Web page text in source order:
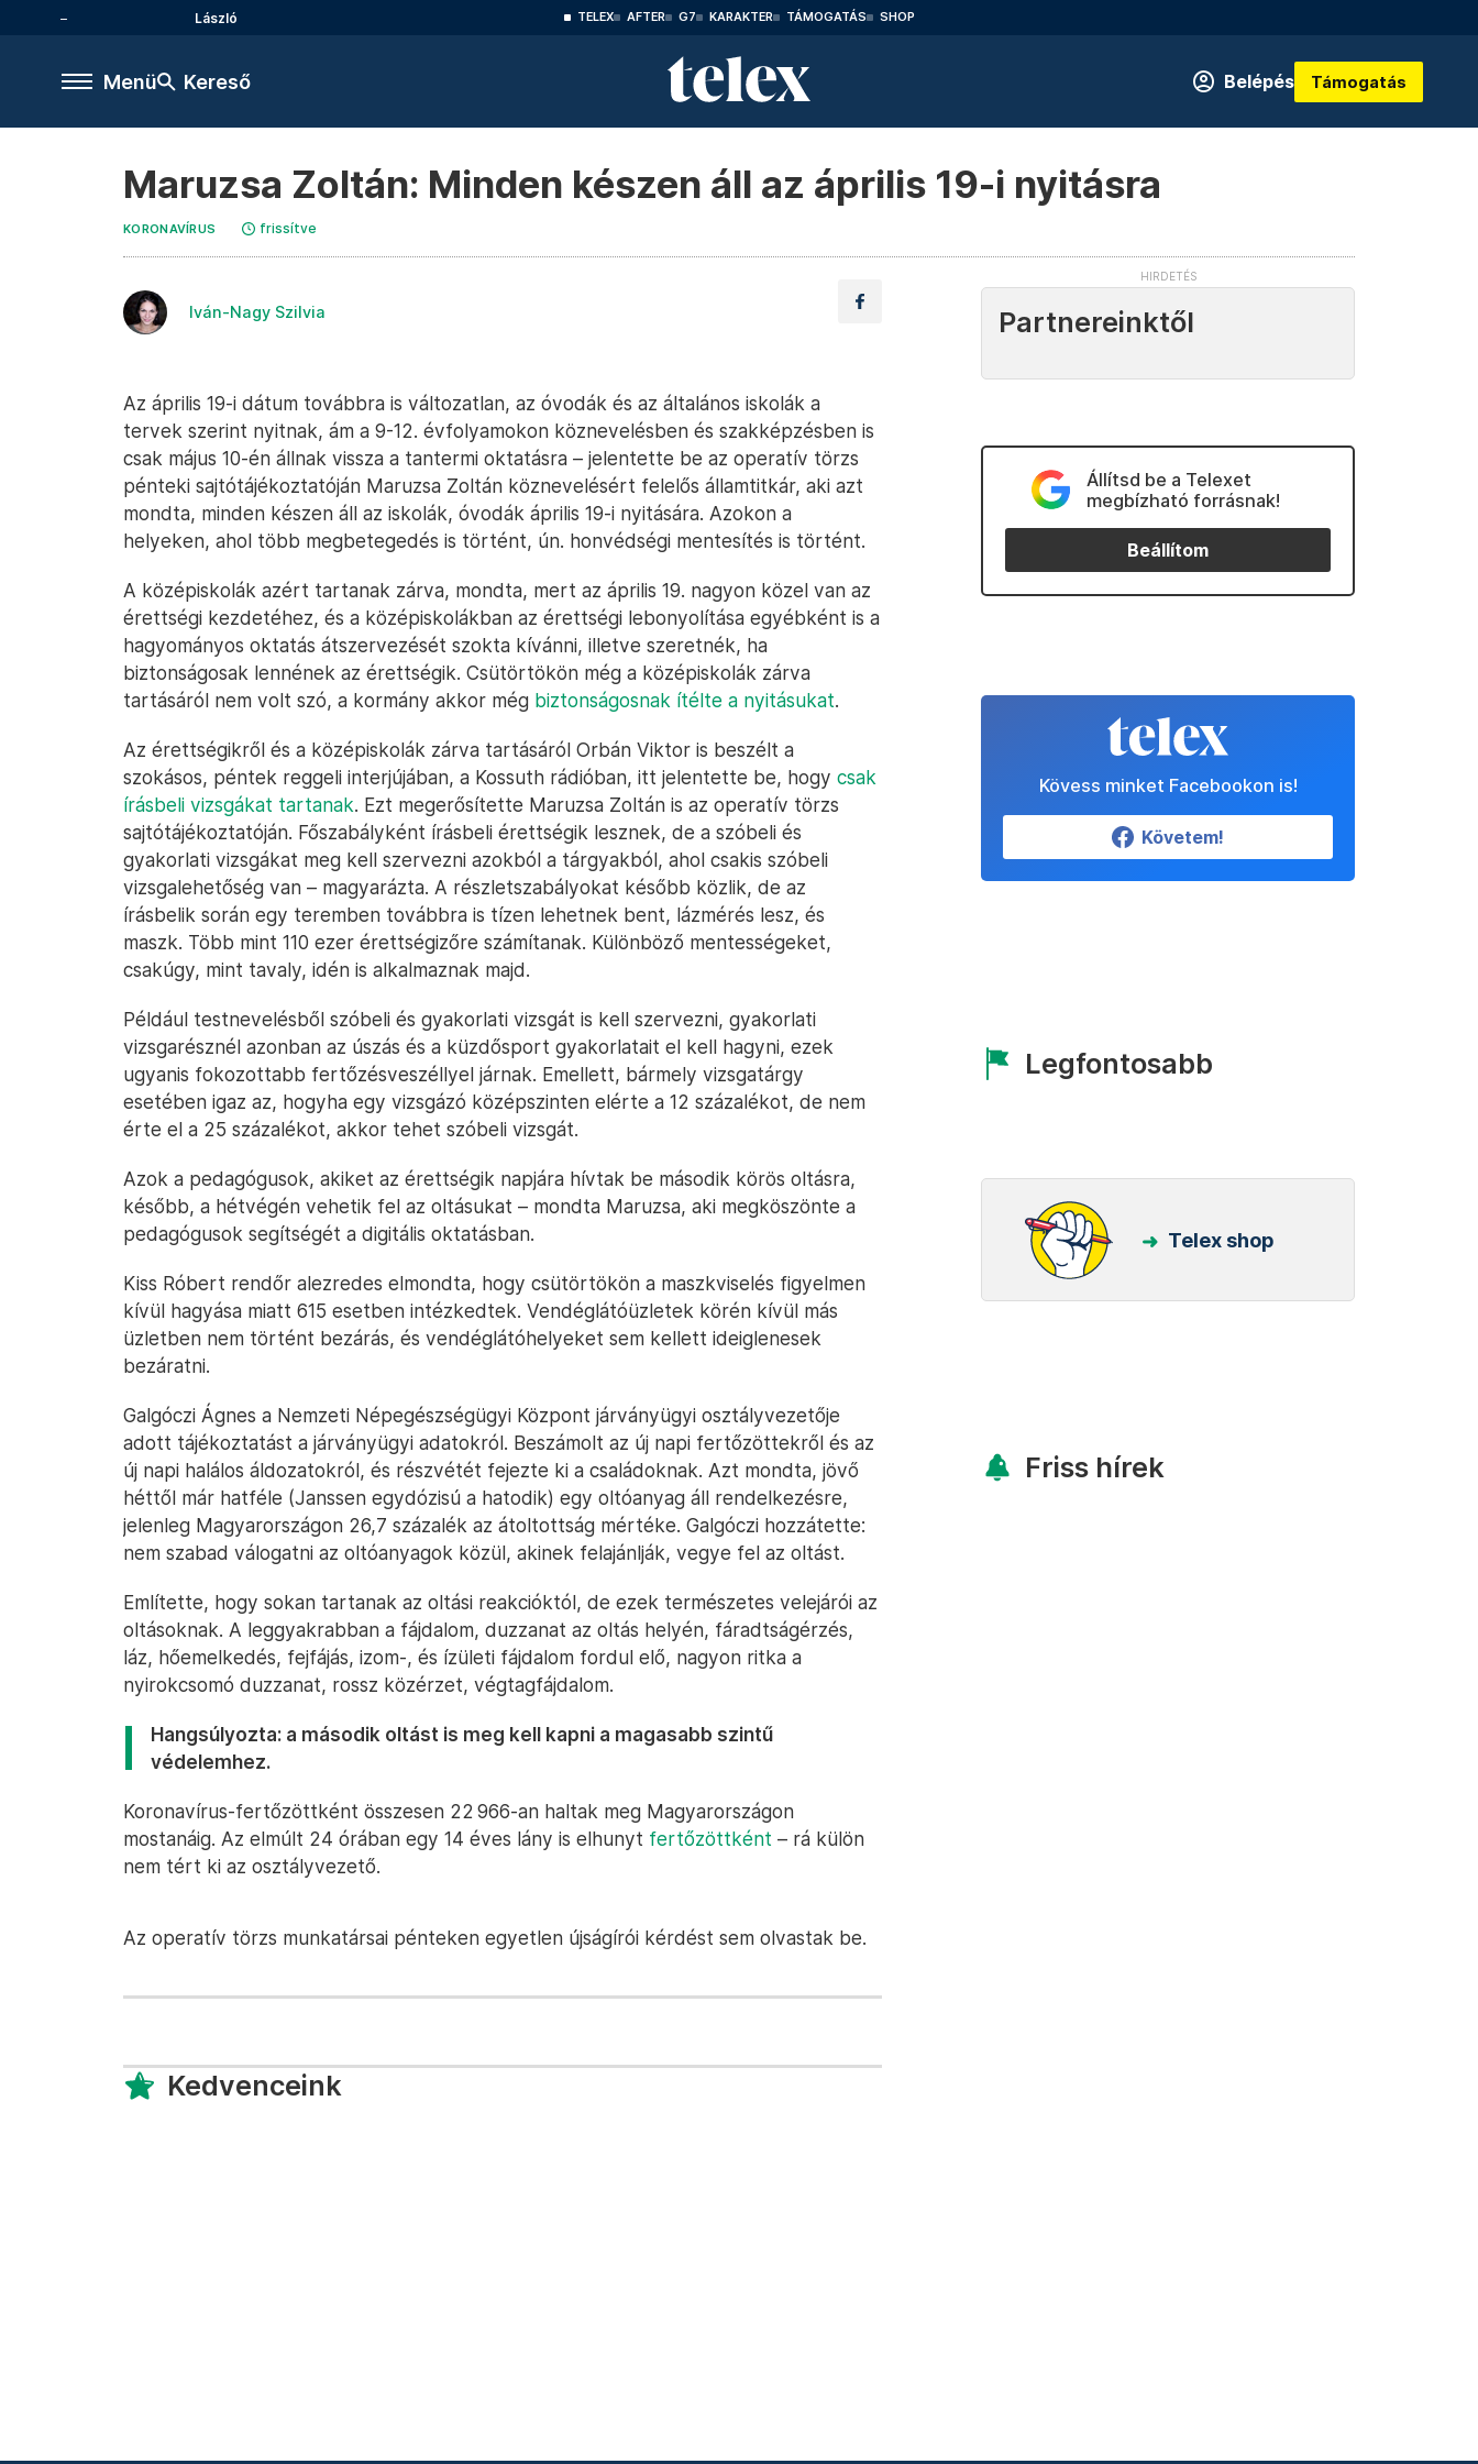
László TELEX AFTER G7 KARAKTER TÁMOGATÁS SHOP
Menü Kereső Belépés Támogatás
Maruzsa Zoltán: Minden készen áll az április 19-i nyitásra
KORONAVÍRUS frissítve
Iván-Nagy Szilvia
Az április 19-i dátum továbbra is változatlan, az óvodák és az általános iskolák a
tervek szerint nyitnak, ám a 9-12. évfolyamokon köznevelésben és szakképzésben is
csak május 10-én állnak vissza a tantermi oktatásra – jelentette be az operatív törzs
pénteki sajtótájékoztatóján Maruzsa Zoltán köznevelésért felelős államtitkár, aki azt
mondta, minden készen áll az iskolák, óvodák április 19-i nyitására. Azokon a
helyeken, ahol több megbetegedés is történt, ún. honvédségi mentesítés is történt.
A középiskolák azért tartanak zárva, mondta, mert az április 19. nagyon közel van az
érettségi kezdetéhez, és a középiskolákban az érettségi lebonyolítása egyébként is a
hagyományos oktatás átszervezését szokta kívánni, illetve szeretnék, ha
biztonságosak lennének az érettségik. Csütörtökön még a középiskolák zárva
tartásáról nem volt szó, a kormány akkor még biztonságosnak ítélte a nyitásukat.
Az érettségikről és a középiskolák zárva tartásáról Orbán Viktor is beszélt a
szokásos, péntek reggeli interjújában, a Kossuth rádióban, itt jelentette be, hogy csak
írásbeli vizsgákat tartanak. Ezt megerősítette Maruzsa Zoltán is az operatív törzs
sajtótájékoztatóján. Főszabályként írásbeli érettségik lesznek, de a szóbeli és
gyakorlati vizsgákat meg kell szervezni azokból a tárgyakból, ahol csakis szóbeli
vizsgalehetőség van – magyarázta. A részletszabályokat később közlik, de az
írásbelik során egy teremben továbbra is tízen lehetnek bent, lázmérés lesz, és
maszk. Több mint 110 ezer érettségizőre számítanak. Különböző mentességeket,
csakúgy, mint tavaly, idén is alkalmaznak majd.
Például testnevelésből szóbeli és gyakorlati vizsgát is kell szervezni, gyakorlati
vizsgarésznél azonban az úszás és a küzdősport gyakorlatait el kell hagyni, ezek
ugyanis fokozottabb fertőzésveszéllyel járnak. Emellett, bármely vizsgatárgy
esetében igaz az, hogyha egy vizsgázó középszinten elérte a 12 százalékot, de nem
érte el a 25 százalékot, akkor tehet szóbeli vizsgát.
Azok a pedagógusok, akiket az érettségik napjára hívtak be második körös oltásra,
később, a hétvégén vehetik fel az oltásukat – mondta Maruzsa, aki megköszönte a
pedagógusok segítségét a digitális oktatásban.
Kiss Róbert rendőr alezredes elmondta, hogy csütörtökön a maszkviselés figyelmen
kívül hagyása miatt 615 esetben intézkedtek. Vendéglátóüzletek körén kívül más
üzletben nem történt bezárás, és vendéglátóhelyeket sem kellett ideiglenesek
bezáratni.
Galgóczi Ágnes a Nemzeti Népegészségügyi Központ járványügyi osztályvezetője
adott tájékoztatást a járványügyi adatokról. Beszámolt az új napi fertőzöttekről és az
új napi halálos áldozatokról, és részvétét fejezte ki a családoknak. Azt mondta, jövő
héttől már hatféle (Janssen egydózisú a hatodik) egy oltóanyag áll rendelkezésre,
jelenleg Magyarországon 26,7 százalék az átoltottság mértéke. Galgóczi hozzátette:
nem szabad válogatni az oltóanyagok közül, akinek felajánlják, vegye fel az oltást.
Említette, hogy sokan tartanak az oltási reakcióktól, de ezek természetes velejárói az
oltásoknak. A leggyakrabban a fájdalom, duzzanat az oltás helyén, fáradtságérzés,
láz, hőemelkedés, fejfájás, izom-, és ízületi fájdalom fordul elő, nagyon ritka a
nyirokcsomó duzzanat, rossz közérzet, végtagfájdalom.
Hangsúlyozta: a második oltást is meg kell kapni a magasabb szintű
védelemhez.
Koronavírus-fertőzöttként összesen 22 966-an haltak meg Magyarországon
mostanáig. Az elmúlt 24 órában egy 14 éves lány is elhunyt fertőzöttként – rá külön
nem tért ki az osztályvezető.
Az operatív törzs munkatársai pénteken egyetlen újságírói kérdést sem olvastak be.
Kedvenceink
Partnereinktől
Állítsd be a Telexet
megbízható forrásnak!
Beállítom
Kövess minket Facebookon is!
Követem!
Legfontosabb
Telex shop
Friss hírek